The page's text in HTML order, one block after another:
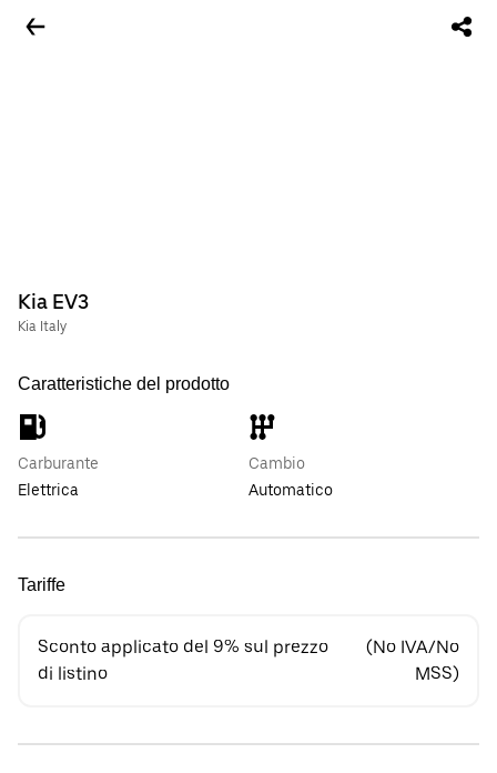
Kia EV3
Kia Italy
Caratteristiche del prodotto
Carburante
Elettrica
Cambio
Automatico
Tariffe
Sconto applicato del 9% sul prezzo
di listino
(No IVA/No
MSS)